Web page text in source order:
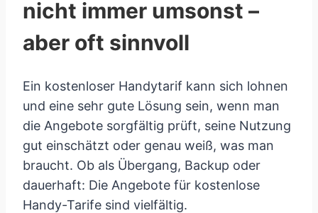
nicht immer umsonst –
aber oft sinnvoll
Ein kostenloser Handytarif kann sich lohnen
und eine sehr gute Lösung sein, wenn man
die Angebote sorgfältig prüft, seine Nutzung
gut einschätzt oder genau weiß, was man
braucht. Ob als Übergang, Backup oder
dauerhaft: Die Angebote für kostenlose
Handy-Tarife sind vielfältig.